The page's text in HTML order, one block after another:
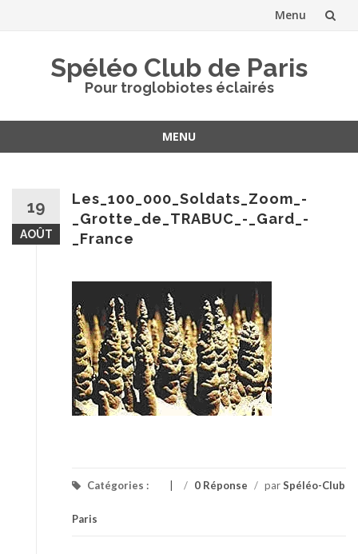
Menu
Spéléo Club de Paris
Pour troglobiotes éclairés
MENU
19
AOÛT
Les_100_000_Soldats_Zoom_-
_Grotte_de_TRABUC_-_Gard_-
_France
Catégories : / 0 Réponse / parSpéléo-Club
Paris